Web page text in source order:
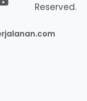
Reserved.